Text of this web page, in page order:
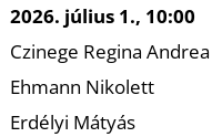
2026. július 1., 10:00
Czinege Regina Andrea
Ehmann Nikolett
Erdélyi Mátyás